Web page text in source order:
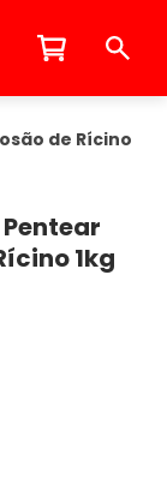
de Rícino
1kg